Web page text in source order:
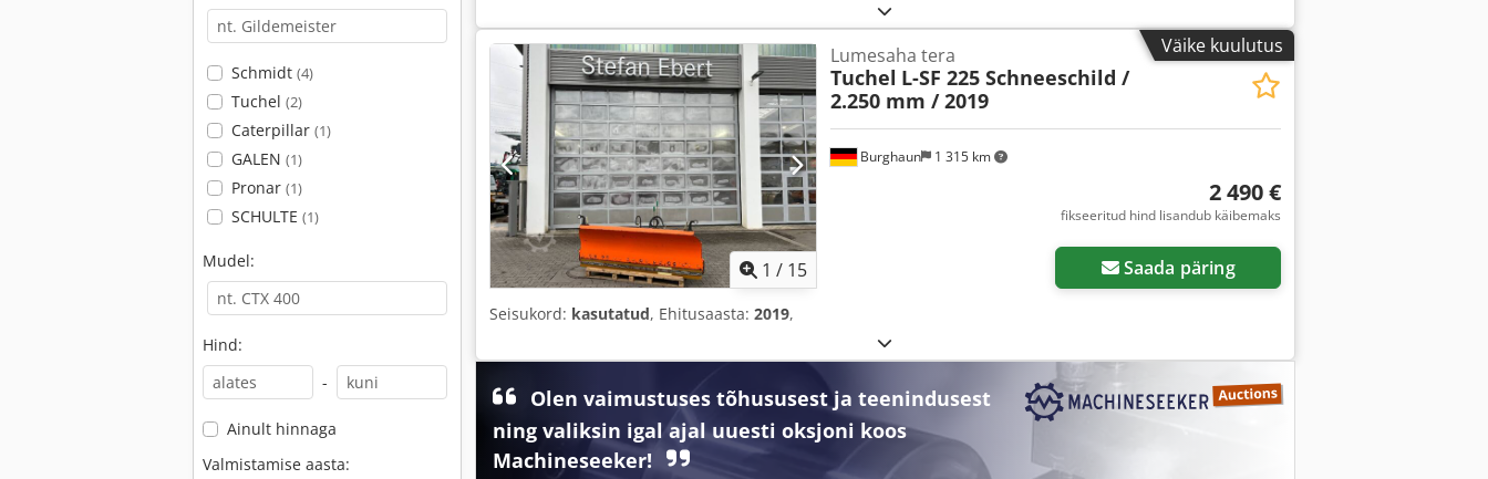
Schmidt (4)
Tuchel (2)
Caterpillar (1)
GALEN (1)
Pronar (1)
SCHULTE (1)
Mudel:
Hind:
-
Ainult hinnaga
Valmistamise aasta:
Väike kuulutus
1 / 15
Burghaun 1 315 km
Lumesaha tera
Tuchel L-SF 225 Schneeschild /
2.250 mm / 2019
2 490 €
fikseeritud hind lisandub käibemaks
Saada päring
Seisukord: kasutatud, Ehitusaasta: 2019,
Olen vaimustuses tõhususest ja teenindusest
ning valiksin igal ajal uuesti oksjoni koos
Machineseeker!